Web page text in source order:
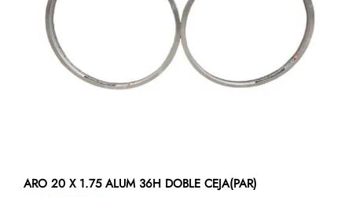
ARO 20 X 1.75 ALUM 36H DOBLE CEJA(PAR)